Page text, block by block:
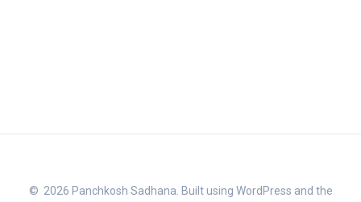
© 2026 Panchkosh Sadhana. Built using WordPress and the